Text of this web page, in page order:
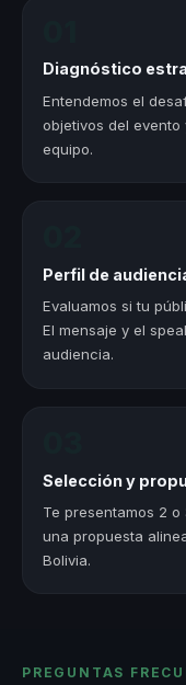
Diagnóstico
Entendemos el
objetivos del evento
equipo.
Perfil de
Evaluamos si tu
El mensaje y el
audiencia.
Selección y
Te presentamos 2
una propuesta
Bolivia.
PREGUNTAS